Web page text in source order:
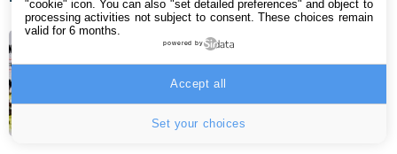
Disney+ va ravir les fans de foot
avec la diffusion de ce championnat
majeur
6 août 2026 12:51
"cookie" icon. You can also "set detailed preferences" and object to
processing activities not subject to consent. These choices remain
valid for 6 months.
powered by
Set your choices
Accept all